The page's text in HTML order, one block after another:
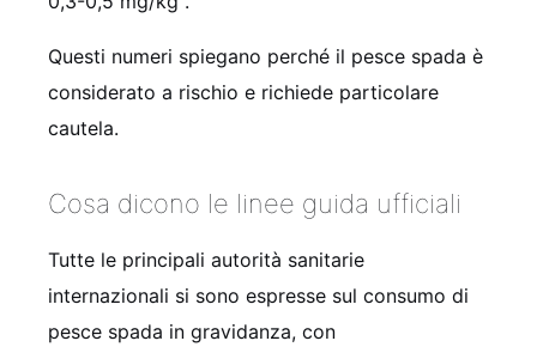
Questi numeri spiegano perché il pesce spada è
considerato a rischio e richiede particolare
cautela.
Cosa dicono le linee guida ufficiali
Tutte le principali autorità sanitarie
internazionali si sono espresse sul consumo di
pesce spada in gravidanza, con